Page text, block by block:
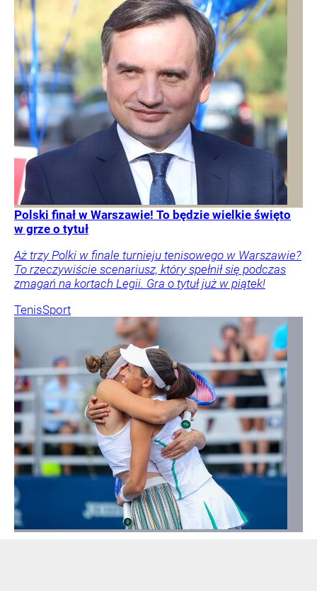
Polski finał w Warszawie! To będzie wielkie święto
w grze o tytuł
Aż trzy Polki w finale turnieju tenisowego w Warszawie?
To rzeczywiście scenariusz, który spełnił się podczas
zmagań na kortach Legii. Gra o tytuł już w piątek!
TenisSport